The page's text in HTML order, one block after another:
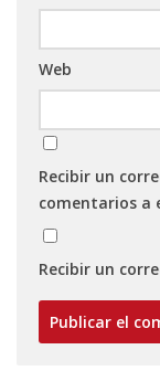
Web
Recibir un
comentarios a
Recibir un